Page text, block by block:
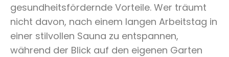
gesundheitsfördernde Vorteile. Wer träumt
nicht davon, nach einem langen Arbeitstag in
einer stilvollen Sauna zu entspannen,
während der Blick auf den eigenen Garten